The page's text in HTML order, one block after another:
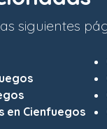
siguientes
en Cienfuegos